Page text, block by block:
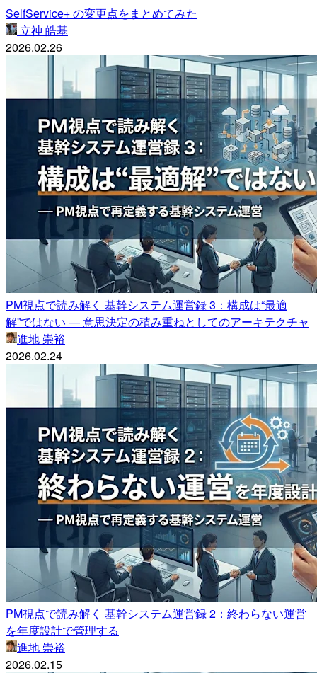
SelfService+ の変更点をまとめてみた
立神 皓基
2026.02.26
PM視点で読み解く 基幹システム運営録 3：構成は“最適
解”ではない — 意思決定の積み重ねとしてのアーキテクチャ
進地 崇裕
2026.02.24
PM視点で読み解く 基幹システム運営録 2：終わらない運営
を年度設計で管理する
進地 崇裕
2026.02.15